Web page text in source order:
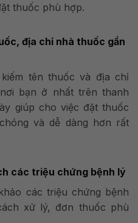
thuốc phù hợp.
địa chỉ nhà thuốc gần
tên thuốc và địa chỉ
bạn ở nhất trên thanh
giúp cho việc đặt thuốc
và dễ dàng hơn rất
các triệu chứng bệnh lý
các triệu chứng bệnh
xử lý, đơn thuốc phù